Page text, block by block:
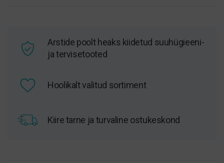
Arstide poolt heaks kiidetud suuhügieeni-
ja tervisetooted
Hoolikalt valitud sortiment
Kiire tarne ja turvaline ostukeskond